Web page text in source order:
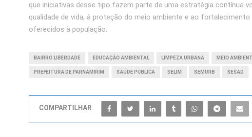
que iniciativas desse tipo fazem parte de uma estratégia contínua
qualidade de vida, à proteção do meio ambiente e ao
oferecidos à população.
BAIRRO LIBERDADE EDUCAÇÃO AMBIENTAL LIMPEZA URBANA MEIO
PREFEITURA DE PARNAMIRIM SAÚDE PÚBLICA SELIM SEMURB SESAD
COMPARTILHAR